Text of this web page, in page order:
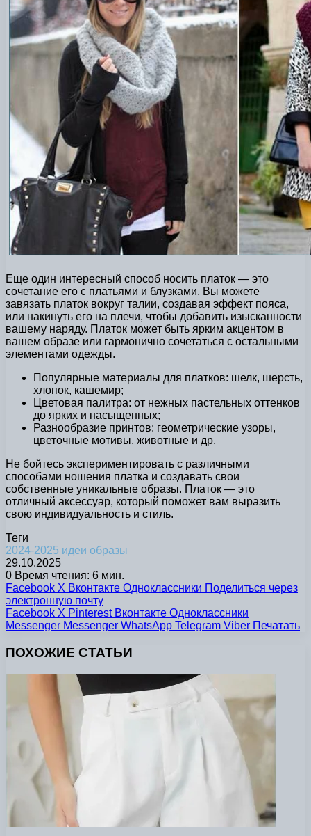
Еще один интересный способ носить платок — это
сочетание его с платьями и блузками. Вы можете
завязать платок вокруг талии, создавая эффект пояса,
или накинуть его на плечи, чтобы добавить изысканности
вашему наряду. Платок может быть ярким акцентом в
вашем образе или гармонично сочетаться с остальными
элементами одежды.
Популярные материалы для платков: шелк, шерсть,
хлопок, кашемир;
Цветовая палитра: от нежных пастельных оттенков
до ярких и насыщенных;
Разнообразие принтов: геометрические узоры,
цветочные мотивы, животные и др.
Не бойтесь экспериментировать с различными
способами ношения платка и создавать свои
собственные уникальные образы. Платок — это
отличный аксессуар, который поможет вам выразить
свою индивидуальность и стиль.
Теги
2024-2025 идеи образы
29.10.2025
0 Время чтения: 6 мин.
Facebook X Вконтакте Одноклассники Поделиться через
электронную почту
Facebook X Pinterest Вконтакте Одноклассники
Messenger Messenger WhatsApp Telegram Viber Печатать
ПОХОЖИЕ СТАТЬИ